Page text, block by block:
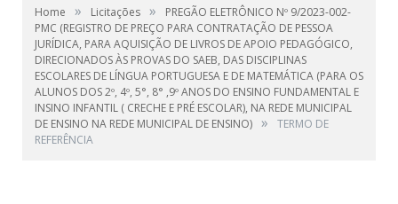
Home » Licitações »
PREGÃO ELETRÔNICO Nº 9/2023-002-
PMC (REGISTRO DE PREÇO PARA CONTRATAÇÃO DE PESSOA
JURÍDICA, PARA AQUISIÇÃO DE LIVROS DE APOIO PEDAGÓGICO,
DIRECIONADOS ÀS PROVAS DO SAEB, DAS DISCIPLINAS
ESCOLARES DE LÍNGUA PORTUGUESA E DE MATEMÁTICA (PARA OS
ALUNOS DOS 2º, 4º, 5°, 8° ,9º ANOS DO ENSINO FUNDAMENTAL E
INSINO INFANTIL ( CRECHE E PRÉ ESCOLAR), NA REDE MUNICIPAL
DE ENSINO NA REDE MUNICIPAL DE ENSINO) »
TERMO DE
REFERÊNCIA